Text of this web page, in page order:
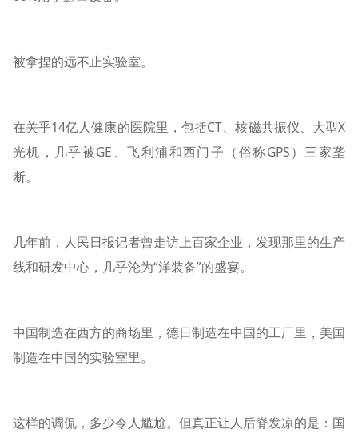
被拿捏的远不止实验室。
在关乎14亿人健康的医院里，包括CT、核磁共振仪、大型X
光机，几乎被GE、飞利浦和西门子（俗称GPS）三家垄
断。
几年前，人民日报记者曾走访上百家企业，发现那里的生产
线和研发中心，几乎沦为“洋装备”的盛宴。
中国制造在西方的商场里，德日制造在中国的工厂里，美国
制造在中国的实验室里。
这样的调侃，多少令人尴尬。但真正让人后脊发凉的是：国